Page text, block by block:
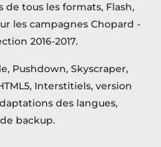
tous les formats, Flash,
les campagnes Chopard -
2016-2017.
Pushdown, Skyscraper,
Interstitiels, version
des langues,
backup.